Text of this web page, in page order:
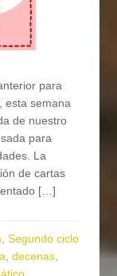
para
esta semana
de nuestro
para
La
de cartas
[…]
,Segundo ciclo
,decenas,